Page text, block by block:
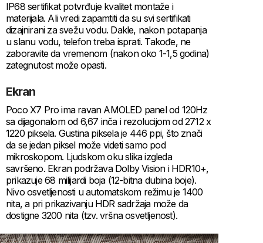
IP68 sertifikat potvrđuje kvalitet montaže i
materijala. Ali vredi zapamtiti da su svi sertifikati
dizajnirani za svežu vodu. Dakle, nakon potapanja
u slanu vodu, telefon treba isprati. Takođe, ne
zaboravite da vremenom (nakon oko 1-1,5 godina)
zategnutost može opasti.
Ekran
Poco X7 Pro ima ravan AMOLED panel od 120Hz
sa dijagonalom od 6,67 inča i rezolucijom od 2712 x
1220 piksela. Gustina piksela je 446 ppi, što znači
da se jedan piksel može videti samo pod
mikroskopom. Ljudskom oku slika izgleda
savršeno. Ekran podržava Dolby Vision i HDR10+,
prikazuje 68 milijardi boja (12-bitna dubina boje).
Nivo osvetljenosti u automatskom režimu je 1400
nita, a pri prikazivanju HDR sadržaja može da
dostigne 3200 nita (tzv. vršna osvetljenost).